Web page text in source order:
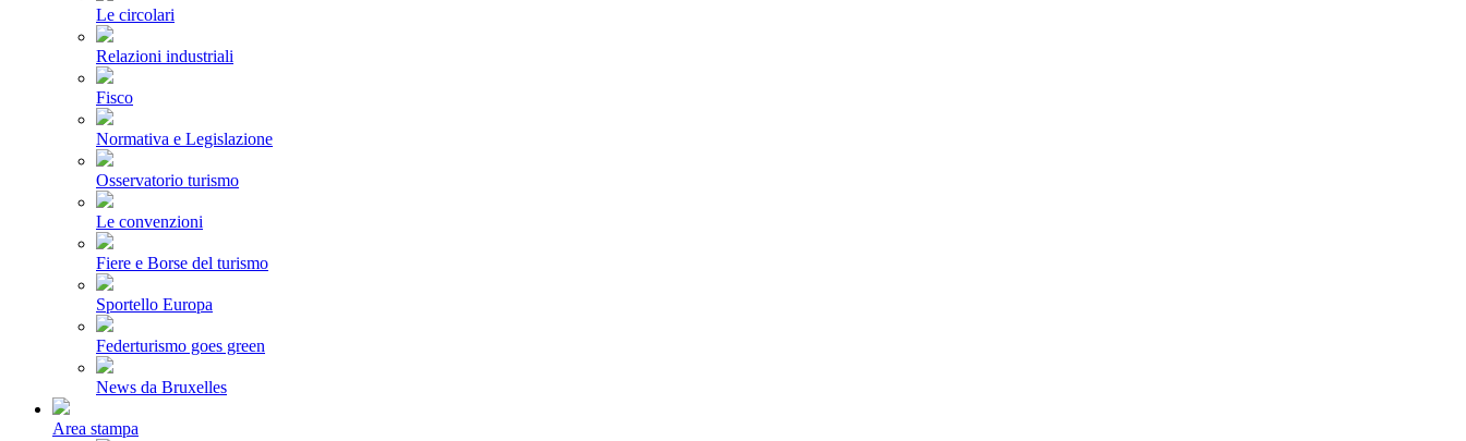
Le circolari
Relazioni industriali
Fisco
Normativa e Legislazione
Osservatorio turismo
Le convenzioni
Fiere e Borse del turismo
Sportello Europa
Federturismo goes green
News da Bruxelles
Area stampa